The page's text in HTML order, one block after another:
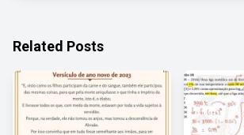
Related Posts